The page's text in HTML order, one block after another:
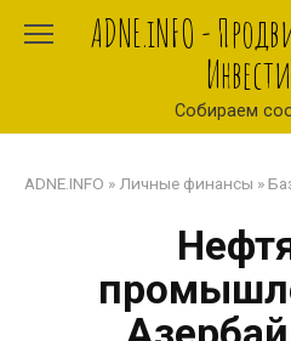
ADNE.iNFO -
Собираем
ADNE.INFO » Личные финансы »